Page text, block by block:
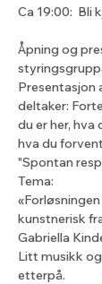
Ca 19:00:  Bli
Åpning og
Presentasjon
deltaker:
du er her, hva
hva du
"Spontan
Tema:
kunstnerisk
Gabriella
Litt musikk
etterpå.